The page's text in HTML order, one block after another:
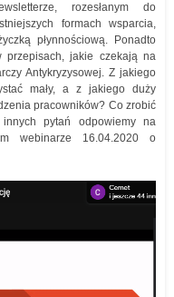
rozesłanym do
formach wsparcia,
płynnościową. Ponadto
przepisach, jakie czekają na
Antykryzysowej. Z jakiego
mały, a z jakiego duży
pracowników? Co zrobić
pytań odpowiemy na
webinarze 16.04.2020 o